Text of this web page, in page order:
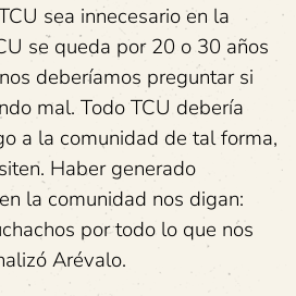
sea innecesario en la
se queda por 20 o 30 años
deberíamos preguntar si
mal. Todo TCU debería
a la comunidad de tal forma,
Haber generado
la comunidad nos digan:
por todo lo que nos
Arévalo.